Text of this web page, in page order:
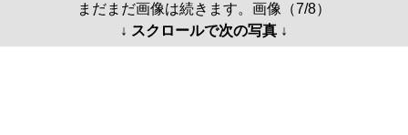
まだまだ画像は続きます。画像（7/8）
↓ スクロールで次の写真 ↓